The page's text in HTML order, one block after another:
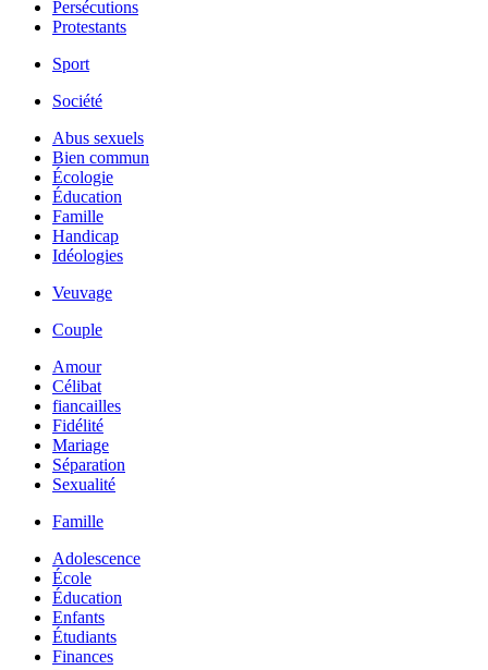
Persécutions
Protestants
Sport
Société
Abus sexuels
Bien commun
Écologie
Éducation
Famille
Handicap
Idéologies
Veuvage
Couple
Amour
Célibat
fiancailles
Fidélité
Mariage
Séparation
Sexualité
Famille
Adolescence
École
Éducation
Enfants
Étudiants
Finances